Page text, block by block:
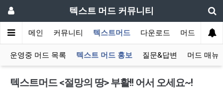
텍스트 머드 커뮤니티
메인 커뮤니티 텍스트머드 다운로드 머드 잡담
운영중 머드 목록 텍스트 머드 홍보 질문&답변 머드 매뉴
텍스트머드 <절망의 땅> 부활!! 어서 오세요~!